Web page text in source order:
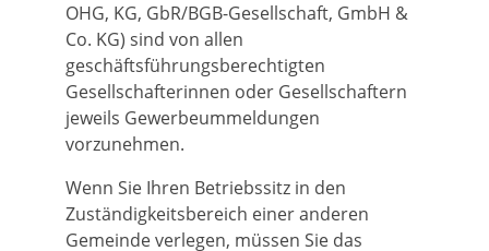
OHG, KG, GbR/BGB-Gesellschaft, GmbH &
Co. KG) sind von allen
geschäftsführungsberechtigten
Gesellschafterinnen oder Gesellschaftern
jeweils Gewerbeummeldungen
vorzunehmen.
Wenn Sie Ihren Betriebssitz in den
Zuständigkeitsbereich einer anderen
Gemeinde verlegen, müssen Sie das